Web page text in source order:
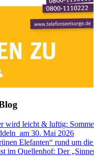
wird leicht & luftig:
am 30. Mai 2026
Elefanten“ rund um die
im Quellenhof: Der